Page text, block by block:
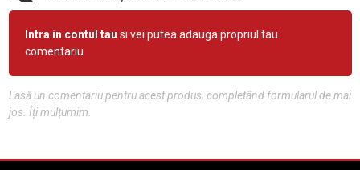
Intra in contul tau si vei putea adauga propriul tau
comentariu
Lasă un comentariu pentru acest produs, completând formularul de mai
jos. Îți mulțumim.